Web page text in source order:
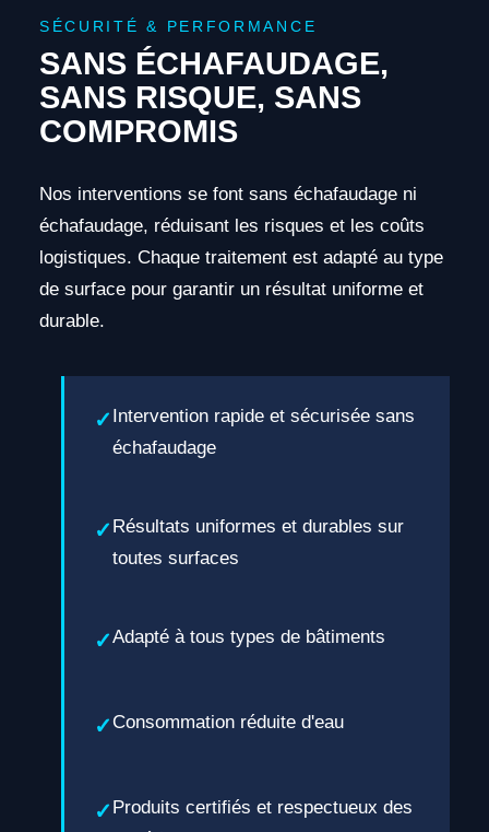
SÉCURITÉ & PERFORMANCE
SANS ÉCHAFAUDAGE,
SANS RISQUE, SANS
COMPROMIS
Nos interventions se font sans échafaudage ni
échafaudage, réduisant les risques et les coûts
logistiques. Chaque traitement est adapté au type
de surface pour garantir un résultat uniforme et
durable.
Intervention rapide et sécurisée sans
échafaudage
Résultats uniformes et durables sur
toutes surfaces
Adapté à tous types de bâtiments
Consommation réduite d'eau
Produits certifiés et respectueux des